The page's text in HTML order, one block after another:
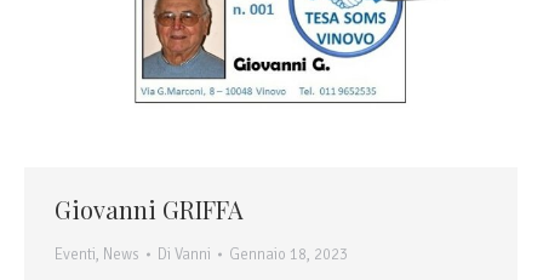
Giovanni GRIFFA
Eventi, News Di Vanni Gennaio 18, 2023